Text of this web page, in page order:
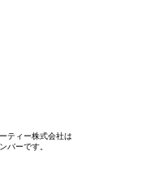
ティー株式会社は
バーです。